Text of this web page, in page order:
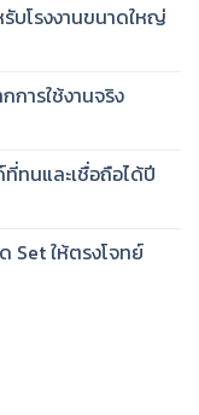
บโรงงานขนาดใหญ่
การใช้งานจริง
ทนและเชื่อถือได้ปี
Set ให้ตรงโจทย์